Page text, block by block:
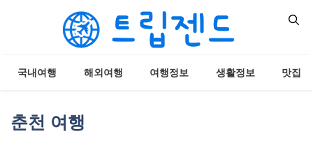
국내여행 해외여행 여행정보 생활정보 맛집
춘천 여행